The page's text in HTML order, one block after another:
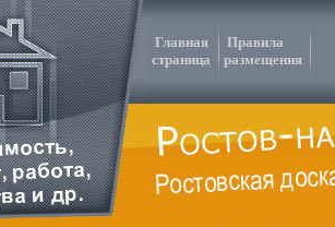
Главная
страница
Правила
размещения